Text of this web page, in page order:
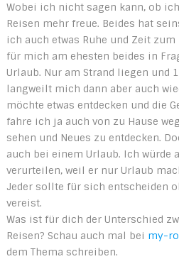
Wobei ich nicht sagen kann, ob
Reisen mehr freue. Beides hat
ich auch etwas Ruhe und Zeit
für mich am ehesten beides in
Urlaub. Nur am Strand liegen und
langweilt mich dann aber auch
möchte etwas entdecken und die
fahre ich ja auch von zu Hause
sehen und Neues zu entdecken.
auch bei einem Urlaub. Ich würde
verurteilen, weil er nur Urlaub
Jeder sollte für sich entscheiden
vereist.
Was ist für dich der Unterschied
Reisen? Schau auch mal bei my-
dem Thema schreiben.